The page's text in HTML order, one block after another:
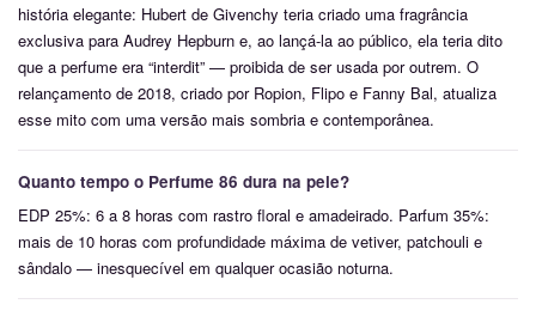
história elegante: Hubert de Givenchy teria criado uma fragrância
exclusiva para Audrey Hepburn e, ao lançá-la ao público, ela teria dito
que a perfume era “interdit” — proibida de ser usada por outrem. O
relançamento de 2018, criado por Ropion, Flipo e Fanny Bal, atualiza
esse mito com uma versão mais sombria e contemporânea.
Quanto tempo o Perfume 86 dura na pele?
EDP 25%: 6 a 8 horas com rastro floral e amadeirado. Parfum 35%:
mais de 10 horas com profundidade máxima de vetiver, patchouli e
sândalo — inesquecível em qualquer ocasião noturna.